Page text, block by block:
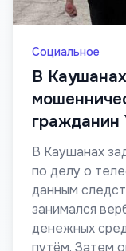
Социальное
В
гражданин
В Каушанах
по делу о
данным
занимался
денежных
путём. Затем